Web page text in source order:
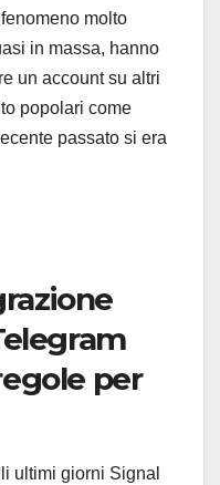
molto
in massa, hanno
un account su altri
popolari come
passato si era
per
ultimi giorni Signal